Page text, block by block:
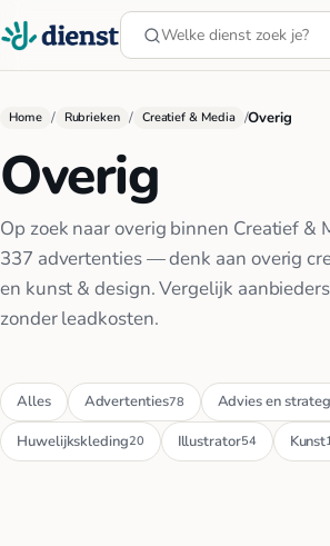
Home / Rubrieken / Creatief & Media /Overig
Overig
Op zoek naar overig binnen Creatief &
337 advertenties — denk aan overig
en kunst & design. Vergelijk
zonder leadkosten.
Alles Advertenties78 Advies en
Huwelijkskleding20 Illustrator54 Kunst